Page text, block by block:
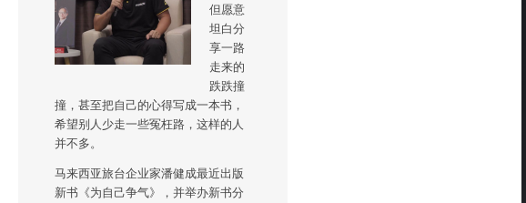
但愿意
坦白分
享一路
走来的
跌跌撞
撞，甚至把自己的心得写成一本书，
希望别人少走一些冤枉路，这样的人
并不多。
马来西亚旅台企业家潘健成最近出版
新书《为自己争气》，并举办新书分